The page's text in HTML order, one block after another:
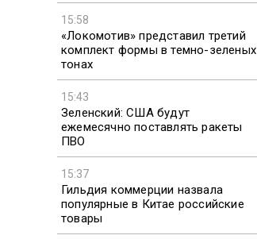
15:58
«Локомотив» представил третий
комплект формы в темно-зеленых
тонах
15:43
Зеленский: США будут
ежемесячно поставлять ракеты
ПВО
15:37
Гильдия коммерции назвала
популярные в Китае российские
товары